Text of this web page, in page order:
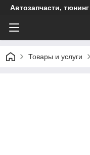
Автозапчасти,
Товары и услуги